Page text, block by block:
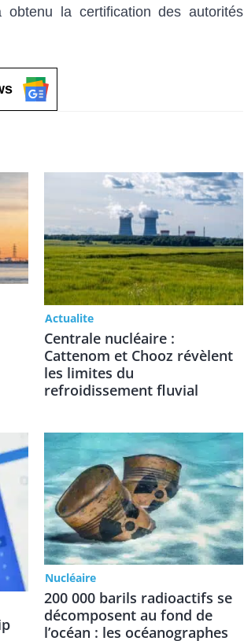
obtenu la certification des autorités
Actualite
Centrale nucléaire :
Cattenom et Chooz révèlent
les limites du
refroidissement fluvial
Nucléaire
200 000 barils radioactifs se
décomposent au fond de
l’océan : les océanographes